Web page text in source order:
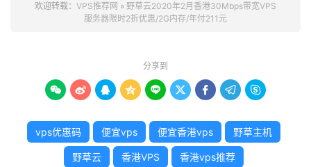
欢迎转载： VPS推荐网 » 野草云2020年2月香港30Mbps带宽VPS
服务器限时2折优惠/2G内存/年付211元
分享到
        
vps优惠码 便宜vps 便宜香港vps 野草主机
野草云 香港VPS 香港vps推荐